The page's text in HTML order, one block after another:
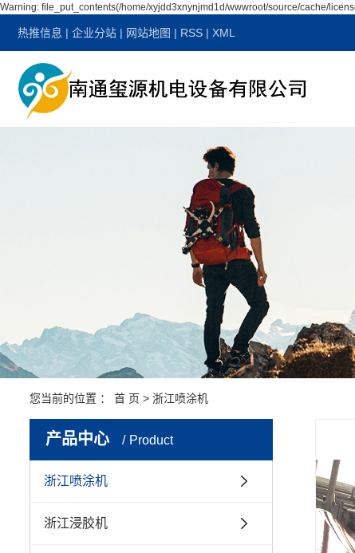
Warning: file_put_contents(/home/xyjdd3xnynjmd1d/wwwroot/source/cache/
热推信息 | 企业分站 | 网站地图 | RSS | XML
您当前的位置 ： 首 页 > 浙江喷涂机
产品中心 Product
浙江喷涂机
浙江浸胶机